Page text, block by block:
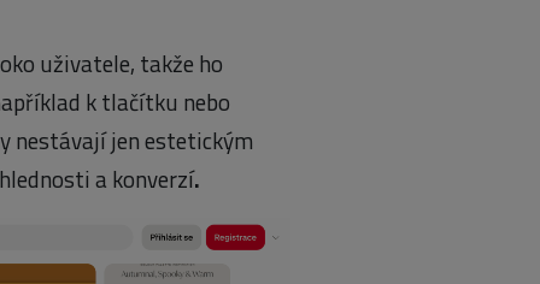
uživatele, takže ho
k tlačítku nebo
nestávají jen estetickým
a konverzí.